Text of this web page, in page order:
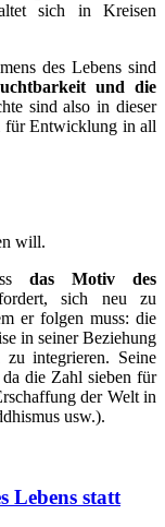
sich in Kreisen
des Lebens sind
und die
sind also in dieser
für Entwicklung in all
will.
das Motiv des
sich neu zu
er folgen muss: die
in seiner Beziehung
integrieren. Seine
die Zahl sieben für
der Welt in
usw.).
Lebens statt